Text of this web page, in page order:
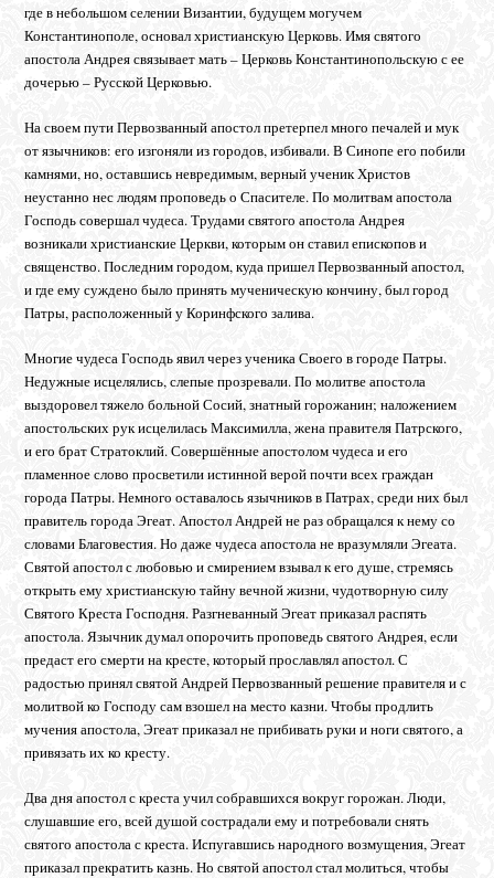
где в небольшом селении Византии, будущем могучем
Константинополе, основал христианскую Церковь. Имя святого
апостола Андрея связывает мать – Церковь Константинопольскую с ее
дочерью – Русской Церковью.
На своем пути Первозванный апостол претерпел много печалей и мук
от язычников: его изгоняли из городов, избивали. В Синопе его побили
камнями, но, оставшись невредимым, верный ученик Христов
неустанно нес людям проповедь о Спасителе. По молитвам апостола
Господь совершал чудеса. Трудами святого апостола Андрея
возникали христианские Церкви, которым он ставил епископов и
священство. Последним городом, куда пришел Первозванный апостол,
и где ему суждено было принять мученическую кончину, был город
Патры, расположенный у Коринфского залива.
Многие чудеса Господь явил через ученика Своего в городе Патры.
Недужные исцелялись, слепые прозревали. По молитве апостола
выздоровел тяжело больной Сосий, знатный горожанин; наложением
апостольских рук исцелилась Максимилла, жена правителя Патрского,
и его брат Стратоклий. Совершённые апостолом чудеса и его
пламенное слово просветили истинной верой почти всех граждан
города Патры. Немного оставалось язычников в Патрах, среди них был
правитель города Эгеат. Апостол Андрей не раз обращался к нему со
словами Благовестия. Но даже чудеса апостола не вразумляли Эгеата.
Святой апостол с любовью и смирением взывал к его душе, стремясь
открыть ему христианскую тайну вечной жизни, чудотворную силу
Святого Креста Господня. Разгневанный Эгеат приказал распять
апостола. Язычник думал опорочить проповедь святого Андрея, если
предаст его смерти на кресте, который прославлял апостол. С
радостью принял святой Андрей Первозванный решение правителя и с
молитвой ко Господу сам взошел на место казни. Чтобы продлить
мучения апостола, Эгеат приказал не прибивать руки и ноги святого, а
привязать их ко кресту.
Два дня апостол с креста учил собравшихся вокруг горожан. Люди,
слушавшие его, всей душой сострадали ему и потребовали снять
святого апостола с креста. Испугавшись народного возмущения, Эгеат
приказал прекратить казнь. Но святой апостол стал молиться, чтобы